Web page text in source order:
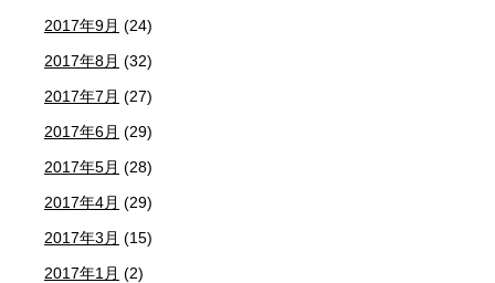
2017年9月 (24)
2017年8月 (32)
2017年7月 (27)
2017年6月 (29)
2017年5月 (28)
2017年4月 (29)
2017年3月 (15)
2017年1月 (2)